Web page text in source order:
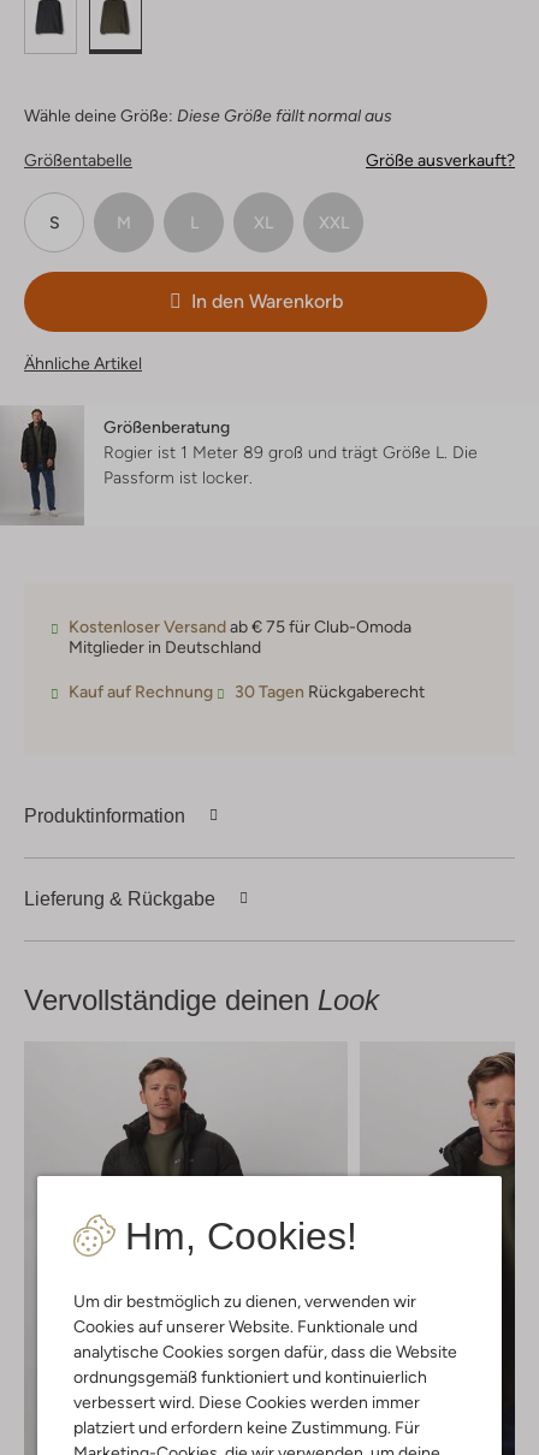
Hm, Cookies!
Um dir bestmöglich zu dienen, verwenden wir
Cookies auf unserer Website. Funktionale und
analytische Cookies sorgen dafür, dass die Website
ordnungsgemäß funktioniert und kontinuierlich
verbessert wird. Diese Cookies werden immer
platziert und erfordern keine Zustimmung. Für
Wähle deine Größe: Diese Größe fällt normal aus
Größentabelle Größe ausverkauft?
S M L XL XXL
In den Warenkorb
Ähnliche Artikel
Größenberatung
Rogier ist 1 Meter 89 groß und trägt Größe L. Die
Passform ist locker
Kostenloser Versandab € 75 für Club-Omoda
Mitglieder in Deutschland
Kauf auf Rechnung 30 Tagen Rückgaberecht
Produktinformation
Lieferung & Rückgabe
Vervollständige deinen Look